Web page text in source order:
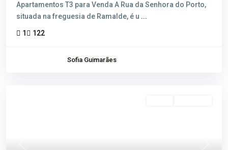
Apartamentos T3 para Venda A Rua da Senhora do Porto,
situada na freguesia de Ramalde, é u ...
1 122
Sofia Guimarães